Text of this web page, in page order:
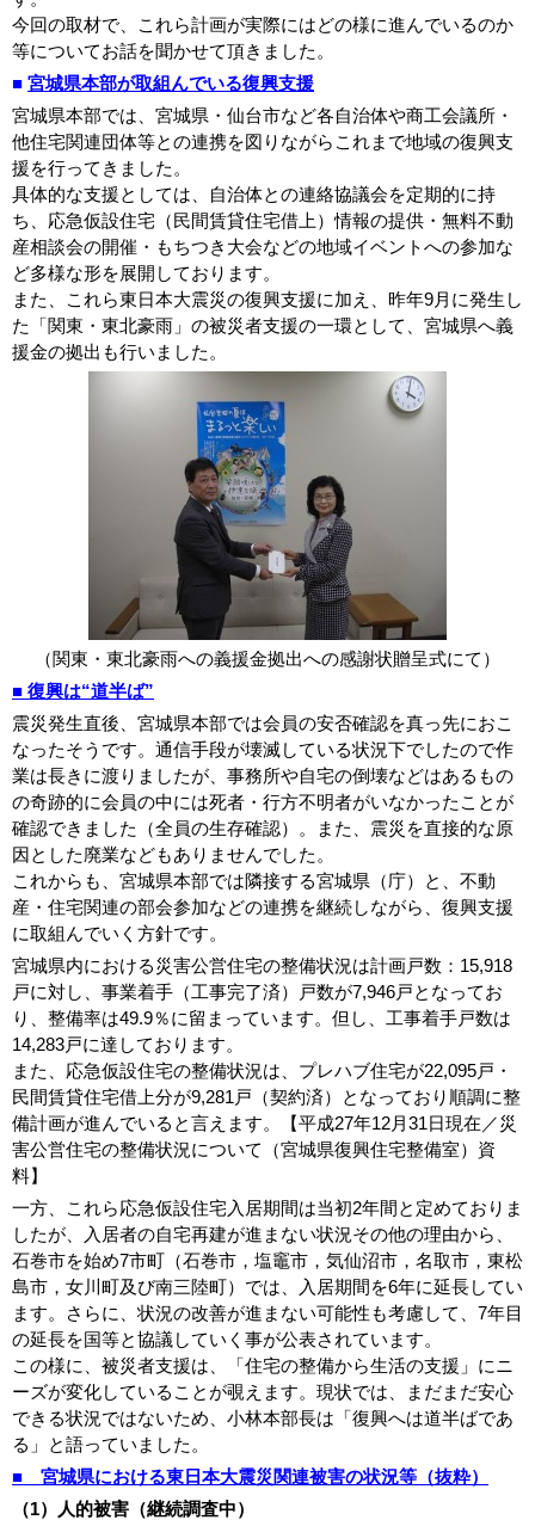
今回の取材で、これら計画が実際にはどの様に進んでいるのか
等についてお話を聞かせて頂きました。
■ 宮城県本部が取組んでいる復興支援
宮城県本部では、宮城県・仙台市など各自治体や商工会議所・
他住宅関連団体等との連携を図りながらこれまで地域の復興支
援を行ってきました。
具体的な支援としては、自治体との連絡協議会を定期的に持
ち、応急仮設住宅（民間賃貸住宅借上）情報の提供・無料不動
産相談会の開催・もちつき大会などの地域イベントへの参加な
ど多様な形を展開しております。
また、これら東日本大震災の復興支援に加え、昨年9月に発生し
た「関東・東北豪雨」の被災者支援の一環として、宮城県へ義
援金の拠出も行いました。
（関東・東北豪雨への義援金拠出への感謝状贈呈式にて）
■ 復興は“道半ば”
震災発生直後、宮城県本部では会員の安否確認を真っ先におこ
なったそうです。通信手段が壊滅している状況下でしたので作
業は長きに渡りましたが、事務所や自宅の倒壊などはあるもの
の奇跡的に会員の中には死者・行方不明者がいなかったことが
確認できました（全員の生存確認）。また、震災を直接的な原
因とした廃業などもありませんでした。
これからも、宮城県本部では隣接する宮城県（庁）と、不動
産・住宅関連の部会参加などの連携を継続しながら、復興支援
に取組んでいく方針です。
宮城県内における災害公営住宅の整備状況は計画戸数：15,918
戸に対し、事業着手（工事完了済）戸数が7,946戸となってお
り、整備率は49.9％に留まっています。但し、工事着手戸数は
14,283戸に達しております。
また、応急仮設住宅の整備状況は、プレハブ住宅が22,095戸・
民間賃貸住宅借上分が9,281戸（契約済）となっており順調に整
備計画が進んでいると言えます。【平成27年12月31日現在／災
害公営住宅の整備状況について（宮城県復興住宅整備室）資
料】
一方、これら応急仮設住宅入居期間は当初2年間と定めておりま
したが、入居者の自宅再建が進まない状況その他の理由から、
石巻市を始め7市町（石巻市，塩竈市，気仙沼市，名取市，東松
島市，女川町及び南三陸町）では、入居期間を6年に延長してい
ます。さらに、状況の改善が進まない可能性も考慮して、7年目
の延長を国等と協議していく事が公表されています。
この様に、被災者支援は、「住宅の整備から生活の支援」にニ
ーズが変化していることが覗えます。現状では、まだまだ安心
できる状況ではないため、小林本部長は「復興へは道半ばであ
る」と語っていました。
■ 宮城県における東日本大震災関連被害の状況等（抜粋）
（1）人的被害（継続調査中）